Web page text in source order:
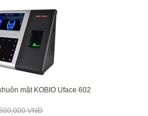
mặt KOBIO Uface 602
VNĐ